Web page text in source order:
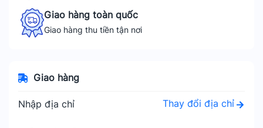
Giao hàng toàn quốc
Giao hàng thu tiền tận nơi
Giao hàng
Nhập địa chỉ Thay đổi địa chỉ